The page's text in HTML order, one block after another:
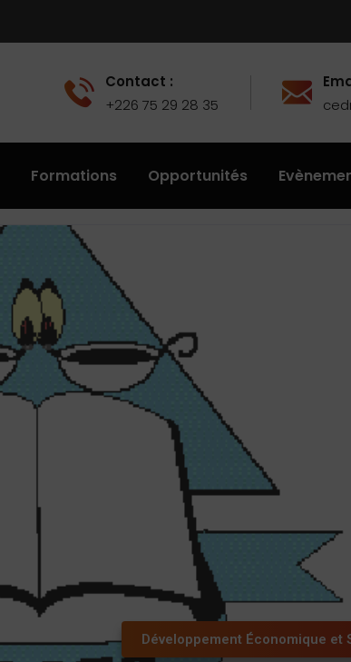
Contact :
+226 75 29 28 35
Formations Opportunités
Développement Économique et